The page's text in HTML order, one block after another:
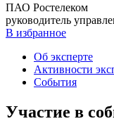
ПАО Ростелеком
руководитель
В избранное
Об эксперте
Активности
События
Участие в